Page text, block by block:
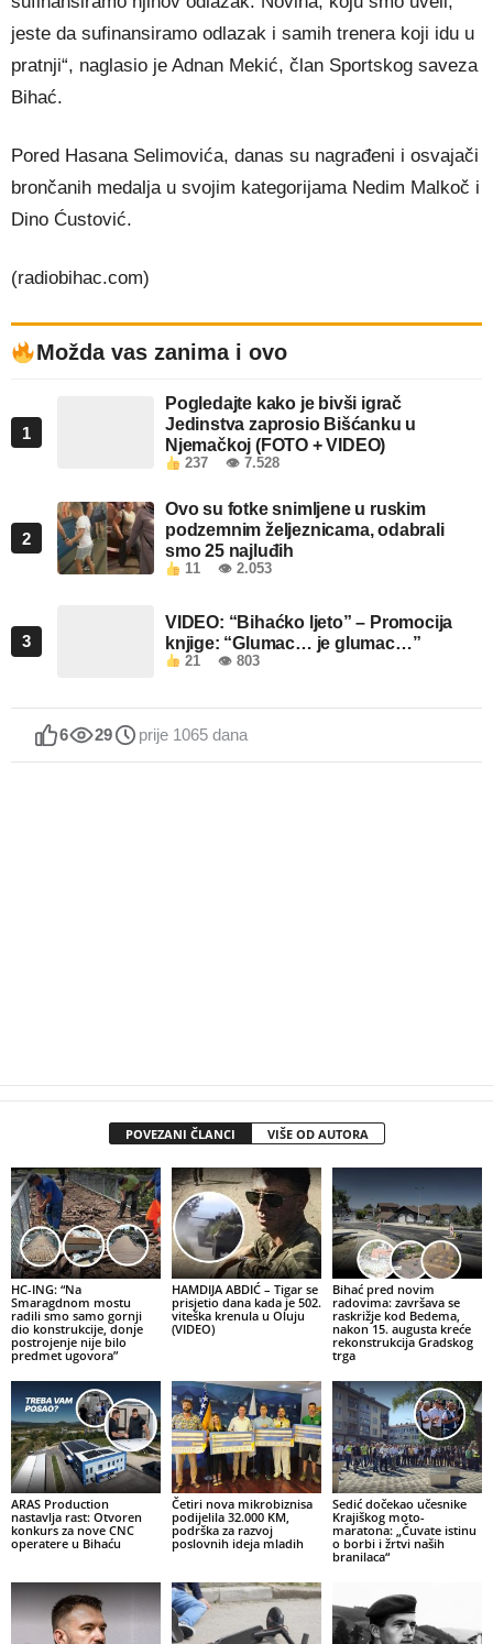
jeste da sufinansiramo odlazak i samih trenera koji idu u
pratnji“, naglasio je Adnan Mekić, član Sportskog saveza
Bihać.
Pored Hasana Selimovića, danas su nagrađeni i osvajači
brončanih medalja u svojim kategorijama Nedim Malkoč i
Dino Ćustović.
(radiobihac.com)
Možda vas zanima i ovo
1
Pogledajte kako je bivši igrač
Jedinstva zaprosio Bišćanku u
Njemačkoj (FOTO + VIDEO)
237 👁 7.528
2
Ovo su fotke snimljene u ruskim
podzemnim željeznicama, odabrali
smo 25 najluđih
11 👁 2.053
3
VIDEO: “Bihaćko ljeto” – Promocija
knjige: “Glumac… je glumac…”
21 👁 803
6 29 prije 1065 dana
POVEZANI ČLANCI VIŠE OD AUTORA
HC-ING: “Na
Smaragdnom mostu
radili smo samo gornji
dio konstrukcije, donje
postrojenje nije bilo
predmet ugovora”
HAMDIJA ABDIĆ – Tigar se
prisjetio dana kada je 502.
viteška krenula u Oluju
(VIDEO)
Bihać pred novim
radovima: završava se
raskrižje kod Bedema,
nakon 15. augusta kreće
rekonstrukcija Gradskog
trga
ARAS Production
nastavlja rast: Otvoren
konkurs za nove CNC
operatere u Bihaću
Četiri nova mikrobiznisa
podijelila 32.000 KM,
podrška za razvoj
poslovnih ideja mladih
Sedić dočekao učesnike
Krajiškog moto-
maratona: „Čuvate istinu
o borbi i žrtvi naših
branilaca“